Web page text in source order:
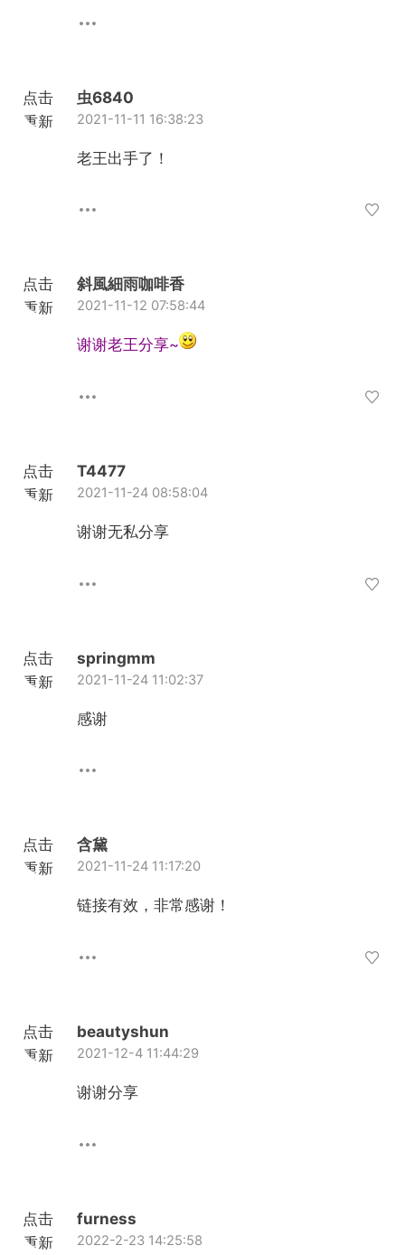
点击
重新
虫6840
2021-11-11 16:38:23
老王出手了！
点击
重新
斜風細雨咖啡香
2021-11-12 07:58:44
谢谢老王分享~
点击
重新
T4477
2021-11-24 08:58:04
谢谢无私分享
点击
重新
springmm
2021-11-24 11:02:37
感谢
点击
重新
含黛
2021-11-24 11:17:20
链接有效，非常感谢！
点击
重新
beautyshun
2021-12-4 11:44:29
谢谢分享
点击
重新
furness
2022-2-23 14:25:58